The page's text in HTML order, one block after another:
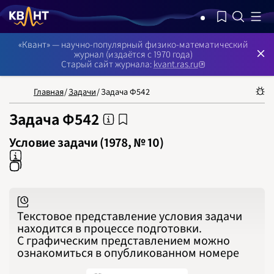
НОМЕРА СТАТЬИ ЗАДАЧИ
1971
1972
1981
1982
1983
1984
1985
1986
NB: Сортировка результатов — по релевантности, поиск в номерах
«Квант» — научно-популярный физико-математический
журнал (издаётся с 1970 года)
Старый сайт журнала: kvant.ras.ru
Главная/Задачи/Задача Ф542
Задача Ф542
Условие задачи (1978, № 10)
Текстовое представление условия задачи
находится в процессе подготовки.
С графическим представлением можно
ознакомиться в опубликованном номере